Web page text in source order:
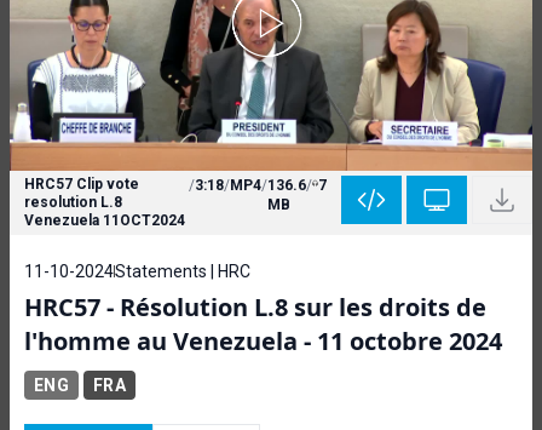
HRC57 Clip vote
resolution L.8
Venezuela 11OCT2024
/3:18/MP4/136.6
MB
/ 7
11-10-2024Statements | HRC
HRC57 - Résolution L.8 sur les droits de
l'homme au Venezuela - 11 octobre 2024
ENG FRA